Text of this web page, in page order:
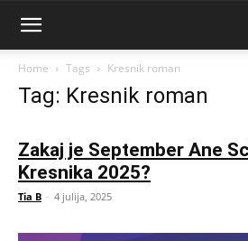
Home Tags Kresnik roman
Tag: Kresnik roman
Zakaj je September Ane
Kresnika 2025?
Tia B - 4 julija, 2025